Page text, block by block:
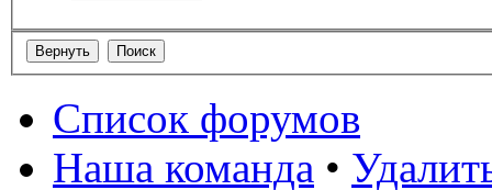
Список форумов
Наша команда •